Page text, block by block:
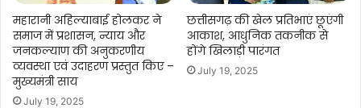
महारानी अहिल्याबाई होलकर ने
समाज में प्रशासन, न्याय और
जनकल्याण की अनुकरणीय
व्यवस्था एवं उदाहरण प्रस्तुत किए –
मुख्यमंत्री साय
July 19, 2025
छत्तीसगढ़ की खेल प्रतिभाएं छूएंगी
आकाश, आधुनिक तकनीक से
होंगे खिलाड़ी पारंगत
July 19, 2025